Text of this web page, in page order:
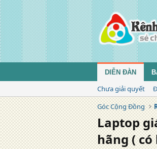
DIỄN ĐÀN
Chưa giải quyết
Góc Cộng Đồng
Laptop
hãng (